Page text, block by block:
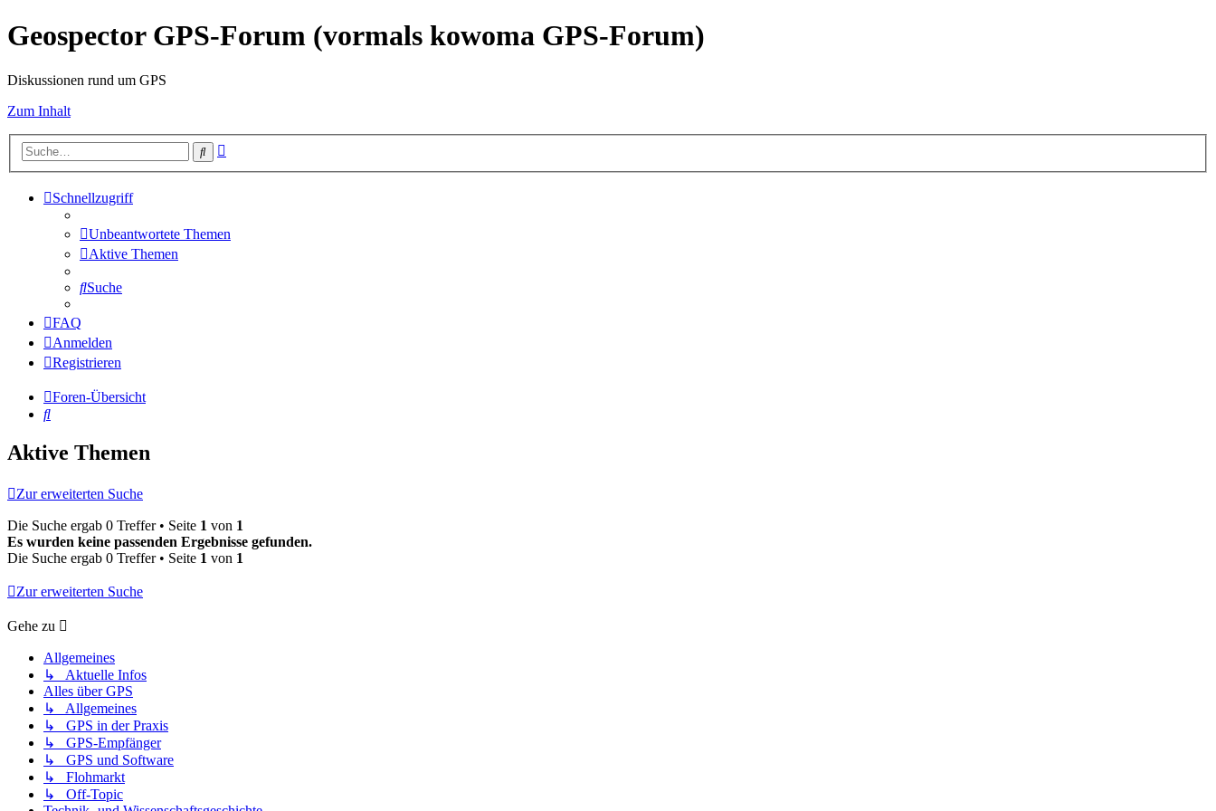
Geospector GPS-Forum (vormals kowoma GPS-Forum)
Diskussionen rund um GPS
Zum Inhalt
Suche
Schnellzugriff
Unbeantwortete Themen
Aktive Themen
Suche
FAQ
Anmelden
Registrieren
Foren-Übersicht
Suche
Aktive Themen
Zur erweiterten Suche
Die Suche ergab 0 Treffer • Seite 1 von 1
Es wurden keine passenden Ergebnisse gefunden.
Die Suche ergab 0 Treffer • Seite 1 von 1
Zur erweiterten Suche
Gehe zu
Allgemeines
↳ Aktuelle Infos
Alles über GPS
↳ Allgemeines
↳ GPS in der Praxis
↳ GPS-Empfänger
↳ GPS und Software
↳ Flohmarkt
↳ Off-Topic